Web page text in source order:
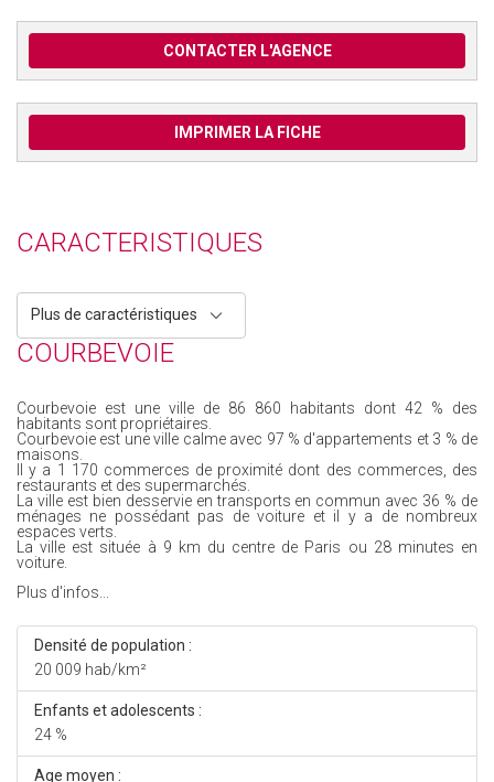
CONTACTER L'AGENCE
IMPRIMER LA FICHE
CARACTERISTIQUES
Plus de caractéristiques
COURBEVOIE
Courbevoie est une ville de 86 860 habitants dont 42 % des
habitants sont propriétaires.
Courbevoie est une ville calme avec 97 % d'appartements et 3 % de
maisons.
Il y a 1 170 commerces de proximité dont des commerces, des
restaurants et des supermarchés.
La ville est bien desservie en transports en commun avec 36 % de
ménages ne possédant pas de voiture et il y a de nombreux
espaces verts.
La ville est située à 9 km du centre de Paris ou 28 minutes en
voiture.
Plus d'infos...
Densité de population :
20 009 hab/km²
Enfants et adolescents :
24 %
Age moyen :